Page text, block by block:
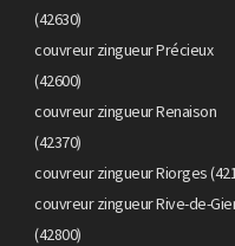
(42630)
couvreur zingueur Précieux
(42600)
couvreur zingueur Renaison
(42370)
couvreur zingueur Riorges
couvreur zingueur Rive-de-
(42800)